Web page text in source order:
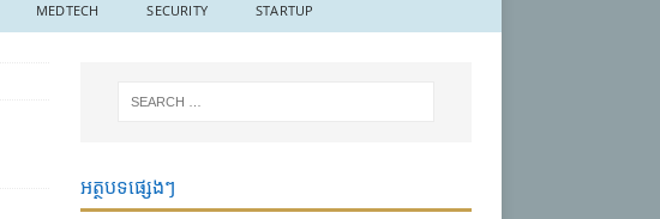
MEDTECH SECURITY STARTUP
អត្ថបទផ្សេងៗ